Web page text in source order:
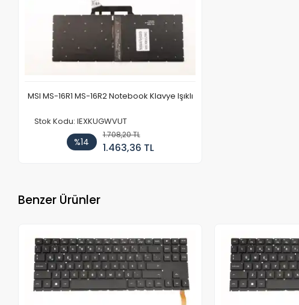
MSI MS-16R1 MS-16R2 Notebook Klavye Işıklı
Stok Kodu: IEXKUGWVUT
%14
1.708,20 TL
1.463,36 TL
Benzer Ürünler